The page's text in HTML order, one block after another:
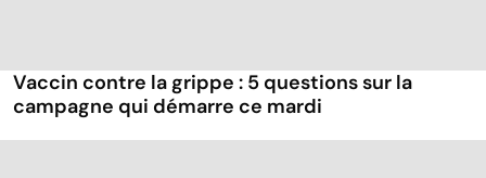
Vaccin contre la grippe : 5 questions sur la
campagne qui démarre ce mardi